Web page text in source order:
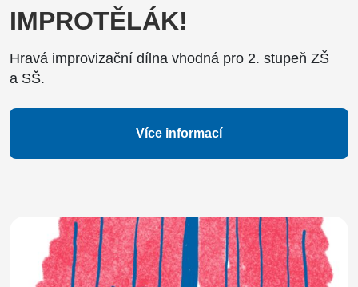
IMPROTĚLÁK!
Hravá improvizační dílna vhodná pro 2. stupeň ZŠ
a SŠ.
Více informací